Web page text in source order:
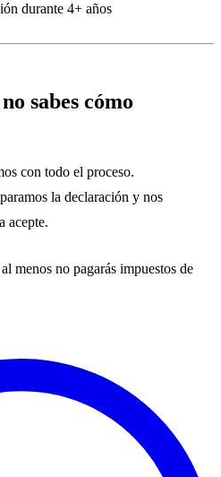
durante 4+ años
sabes cómo
con todo el proceso.
la declaración y nos
acepte.
menos no pagarás impuestos de